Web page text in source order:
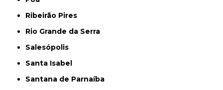
Ribeirão Pires
Rio Grande da Serra
Salesópolis
Santa Isabel
Santana de Parnaíba